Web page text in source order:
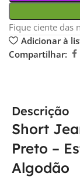
Fique ciente das
Adicionar à
Compartilhar:
Descrição
Short
Preto –
Algodão